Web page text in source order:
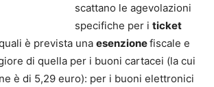
scattano le agevolazioni
specifiche per i ticket
è prevista una esenzionefiscale e
di quella per i buoni cartacei (la cui
è di 5,29 euro): per i buoni elettronici